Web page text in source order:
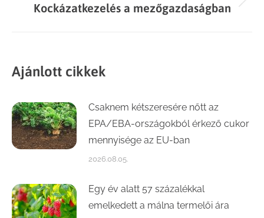
Next
Kockázatkezelés a mezőgazdaságban
Ajánlott cikkek
Csaknem kétszeresére nőtt az
EPA/EBA-országokból érkező cukor
mennyisége az EU-ban
2026.08.05.
Egy év alatt 57 százalékkal
emelkedett a málna termelői ára